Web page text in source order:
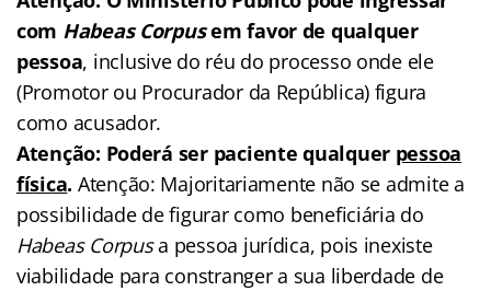
com Habeas Corpusem favor de qualquer
pessoa, inclusive do réu do processo onde ele
(Promotor ou Procurador da República) figura
como acusador.
Atenção: Poderá ser paciente qualquer pessoa
física. Atenção: Majoritariamente não se admite a
possibilidade de figurar como beneficiária do
Habeas Corpusa pessoa jurídica, pois inexiste
viabilidade para constranger a sua liberdade de